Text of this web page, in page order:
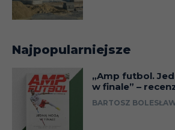
Najpopularniejsze
„Amp futbol.
w finale” –
BARTOSZ